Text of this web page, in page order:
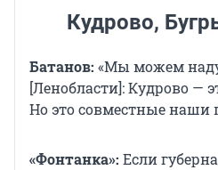
Кудрово,
Батанов: «Мы можем
[Ленобласти]: Кудрово —
Но это совместные наши
«Фонтанка»: Если